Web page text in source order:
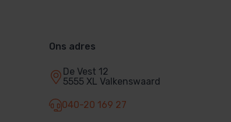
Ons adres
De Vest 12
5555 XL Valkenswaard
040-20 169 27